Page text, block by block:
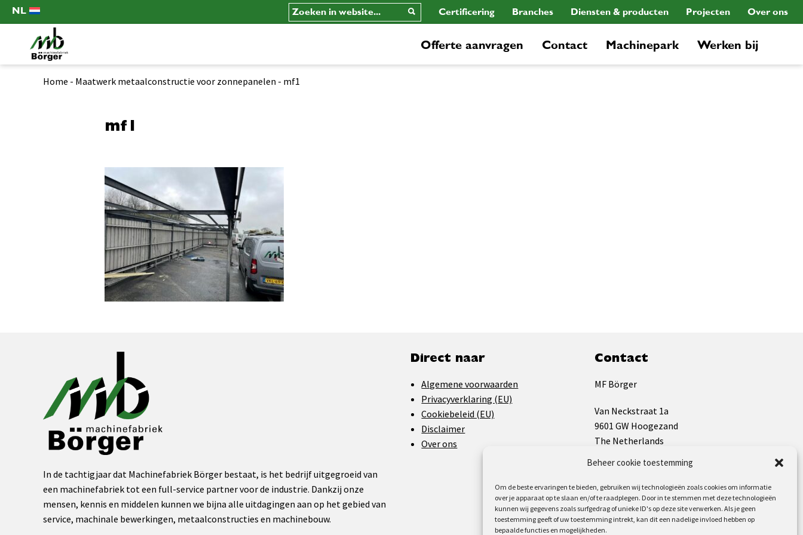
Beheer cookie toestemming
Om de beste ervaringen te bieden, gebruiken wij technologieën zoals cookies om informatie
over je apparaat op te slaan en/of te raadplegen. Door in te stemmen met deze technologieën
kunnen wij gegevens zoals surfgedrag of unieke ID's op deze site verwerken. Als je geen
toestemming geeft of uw toestemming intrekt, kan dit een nadelige invloed hebben op
bepaalde functies en mogelijkheden.
NL Certificering Branches Diensten & producten Projecten Over ons
Offerte aanvragen Contact Machinepark Werken bij
Home - Maatwerk metaalconstructie voor zonnepanelen - mf1
mf1
In de tachtigjaar dat Machinefabriek Börger bestaat, is het bedrijf uitgegroeid van
een machinefabriek tot een full-service partner voor de industrie. Dankzij onze
mensen, kennis en middelen kunnen we bijna alle uitdagingen aan op het gebied van
service, machinale bewerkingen, metaalconstructies en machinebouw.
Direct naar
Algemene voorwaarden
Privacyverklaring (EU)
Cookiebeleid (EU)
Disclaimer
Over ons
Contact
MF Börger
Van Neckstraat 1a
9601 GW Hoogezand
The Netherlands
BTW: NL819544826B01
+31(0)598 392 733
info@mf-borger.nl